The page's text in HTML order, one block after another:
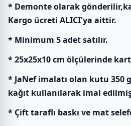
* Demonte olarak
Kargo ücreti ALICI'ya aittir.
* Minimum 5 adet satılır.
* 25x25x10 cm ölçülerinde
* JaNef imalatı olan kutu 350
kağıt kullanılarak imal
* Çift taraflı baskı ve mat